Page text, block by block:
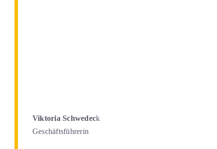
Viktoria Schwedeck
Geschäftsführerin